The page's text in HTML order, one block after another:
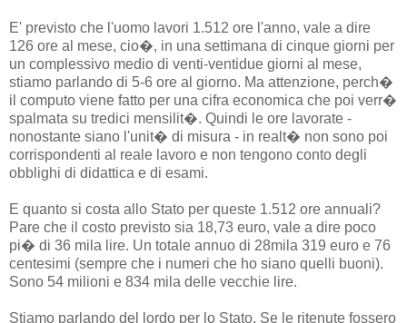
E' previsto che l'uomo lavori 1.512 ore l'anno, vale a dire
126 ore al mese, cio�, in una settimana di cinque giorni per
un complessivo medio di venti-ventidue giorni al mese,
stiamo parlando di 5-6 ore al giorno. Ma attenzione, perch�
il computo viene fatto per una cifra economica che poi verr�
spalmata su tredici mensilit�. Quindi le ore lavorate -
nonostante siano l'unit� di misura - in realt� non sono poi
corrispondenti al reale lavoro e non tengono conto degli
obblighi di didattica e di esami.
E quanto si costa allo Stato per queste 1.512 ore annuali?
Pare che il costo previsto sia 18,73 euro, vale a dire poco
pi� di 36 mila lire. Un totale annuo di 28mila 319 euro e 76
centesimi (sempre che i numeri che ho siano quelli buoni).
Sono 54 milioni e 834 mila delle vecchie lire.
Stiamo parlando del lordo per lo Stato. Se le ritenute fossero